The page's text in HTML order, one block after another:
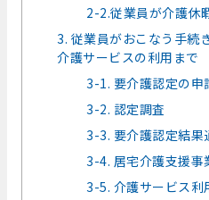
2-2.従業員が介護休
3. 従業員がおこなう手続
介護サービスの利用まで
3-1. 要介護認定の申
3-2. 認定調査
3-3. 要介護認定結果
3-4. 居宅介護支援事
3-5. 介護サービス利